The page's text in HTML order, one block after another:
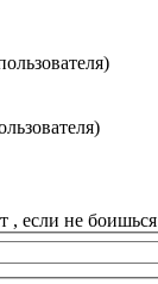
, если не боишься